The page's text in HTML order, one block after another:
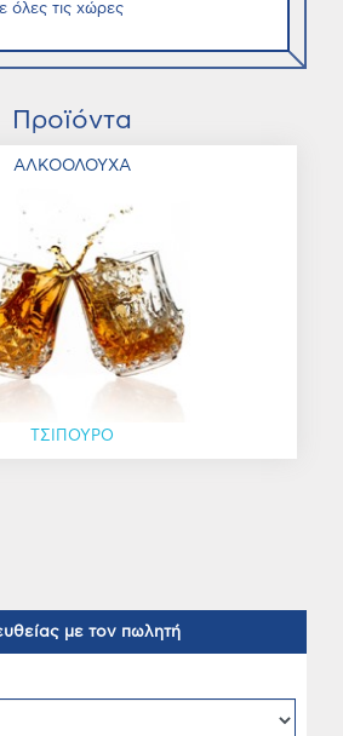
όλες τις χώρες
Προϊόντα
ΑΛΚΟΟΛΟΥΧΑ
ΤΣΙΠΟΥΡΟ
με τον πωλητή